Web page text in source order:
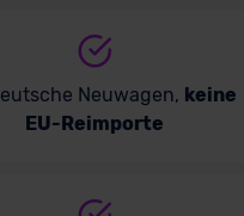
Neuwagen, keine
EU-Reimporte